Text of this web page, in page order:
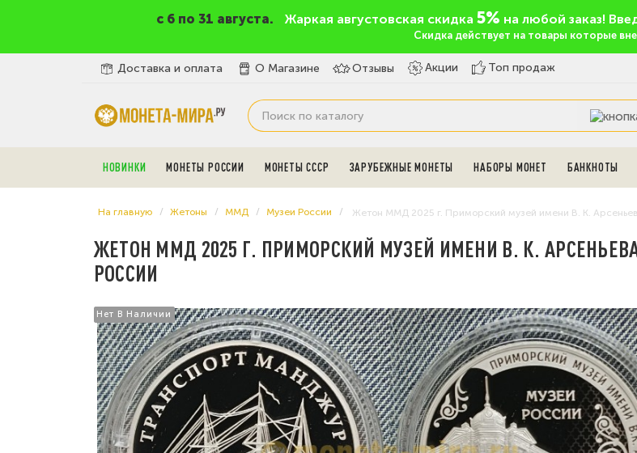
c 6 по 31 августа. Жаркая августовская скидка 5% на любой заказ!
Скидка действует на товары которые
Доставка и оплата О Магазине Отзывы Акции Топ продаж
НОВИНКИ МОНЕТЫ РОССИИ МОНЕТЫ СССР ЗАРУБЕЖНЫЕ МОНЕТЫ НАБОРЫ МОНЕТ БАНКНОТЫ
На главную Жетоны ММД Музеи России Жетон ММД 2025 г. Приморский музей имени В. К.
ЖЕТОН ММД 2025 Г. ПРИМОРСКИЙ МУЗЕЙ ИМЕНИ В. К.
РОССИИ
Нет В Наличии
Нет В Наличии